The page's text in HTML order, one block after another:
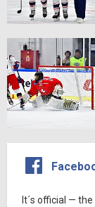
It´s official —